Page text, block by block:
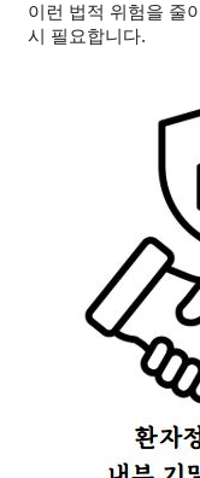
이런 법적 위험을 줄
시 필요합니다.